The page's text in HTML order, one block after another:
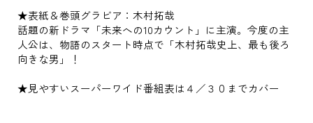
★表紙＆巻頭グラビア：木村拓哉
話題の新ドラマ「未来への10カウント」に主演。今度の主
人公は、物語のスタート時点で「木村拓哉史上、最も後ろ
向きな男」！
★見やすいスーパーワイド番組表は４／３０までカバー